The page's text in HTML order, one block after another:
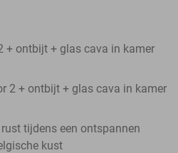
+ ontbijt + glas cava in kamer
2 + ontbijt + glas cava in kamer
tijdens een ontspannen
kust